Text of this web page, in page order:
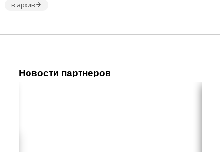
в архив
Новости партнеров